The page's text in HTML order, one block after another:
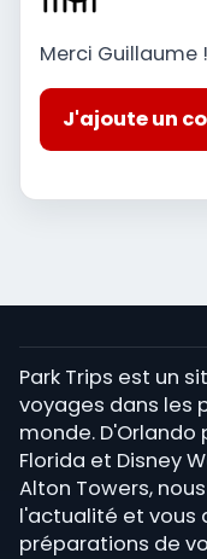
Merci Guillaume !
J'ajoute un
Park Trips est un
voyages dans les
monde. D'Orlando
Florida et Disney
Alton Towers,
l'actualité et vous
préparations de